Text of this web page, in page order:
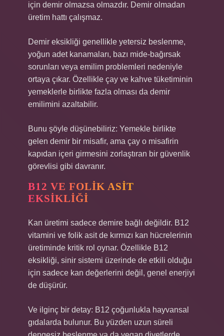
için demir olmazsa olmazdır. Demir olmadan
üretim hattı çalışmaz.
Demir eksikliği genellikle yetersiz beslenme,
yoğun adet kanamaları, bazı mide-bağırsak
sorunları veya emilim problemleri nedeniyle
ortaya çıkar. Özellikle çay ve kahve tüketiminin
yemeklerle birlikte fazla olması da demir
emilimini azaltabilir.
Bunu şöyle düşünebiliriz: Yemekle birlikte
gelen demir bir misafir, ama çay o misafirin
kapıdan içeri girmesini zorlaştıran bir güvenlik
görevlisi gibi davranır.
B12 VE FOLIK ASIT
EKSIKLIĞI
Kan üretimi sadece demire bağlı değildir. B12
vitamini ve folik asit de kırmızı kan hücrelerinin
üretiminde kritik rol oynar. Özellikle B12
eksikliği, sinir sistemi üzerinde de etkili olduğu
için sadece kan değerlerini değil, genel enerjiyi
de düşürür.
Ve ilginç bir detay: B12 çoğunlukla hayvansal
gıdalarda bulunur. Bu yüzden uzun süreli